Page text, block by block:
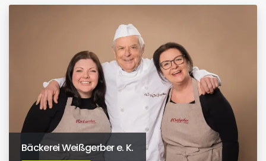
Bäckerei Weißgerber e. K.